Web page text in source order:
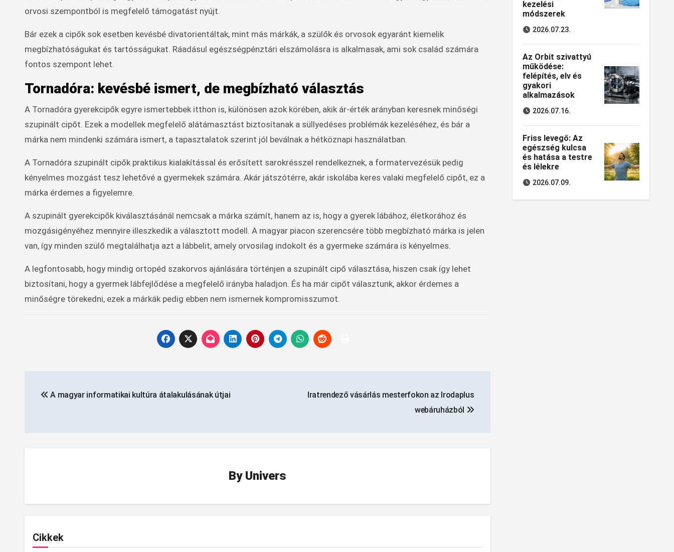
orvosi szempontból is megfelelő támogatást nyújt.
Bár ezek a cipők sok esetben kevésbé divatorientáltak, mint más márkák, a szülők és orvosok egyaránt kiemelik
megbízhatóságukat és tartósságukat. Ráadásul egészségpénztári elszámolásra is alkalmasak, ami sok család számára
fontos szempont lehet.
Tornadóra: kevésbé ismert, de megbízható választás
A Tornadóra gyerekcipők egyre ismertebbek itthon is, különösen azok körében, akik ár-érték arányban keresnek minőségi
szupinált cipőt. Ezek a modellek megfelelő alátámasztást biztosítanak a süllyedéses problémák kezeléséhez, és bár a
márka nem mindenki számára ismert, a tapasztalatok szerint jól beválnak a hétköznapi használatban.
A Tornadóra szupinált cipők praktikus kialakítással és erősített sarokrésszel rendelkeznek, a formatervezésük pedig
kényelmes mozgást tesz lehetővé a gyermekek számára. Akár játszótérre, akár iskolába keres valaki megfelelő cipőt, ez a
márka érdemes a figyelemre.
A szupinált gyerekcipők kiválasztásánál nemcsak a márka számít, hanem az is, hogy a gyerek lábához, életkorához és
mozgásigényéhez mennyire illeszkedik a választott modell. A magyar piacon szerencsére több megbízható márka is jelen
van, így minden szülő megtalálhatja azt a lábbelit, amely orvosilag indokolt és a gyermeke számára is kényelmes.
A legfontosabb, hogy mindig ortopéd szakorvos ajánlására történjen a szupinált cipő választása, hiszen csak így lehet
biztosítani, hogy a gyermek lábfejlődése a megfelelő irányba haladjon. És ha már cipőt választunk, akkor érdemes a
minőségre törekedni, ezek a márkák pedig ebben nem ismernek kompromisszumot.
navigáció
A magyar informatikai kultúra átalakulásának útjai
Iratrendező vásárlás mesterfokon az Irodaplus
webáruházból
By Univers
Cikkek
kezelési
módszerek
2026.07.23.
Az Orbit szivattyú
működése:
felépítés, elv és
gyakori
alkalmazások
2026.07.16.
Friss levegő: Az
egészség kulcsa
és hatása a testre
és lélekre
2026.07.09.